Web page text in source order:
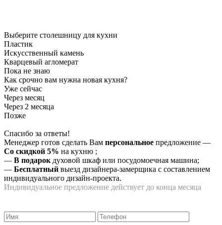
Выберите столешницу для кухни
Пластик
Искусственный камень
Кварцевый агломерат
Пока не знаю
Как срочно вам нужна новая кухня?
Уже сейчас
Через месяц
Через 2 месяца
Позже
Спасибо за ответы!
Менеджер готов сделать Вам персональное предложение —
Со скидкой 5% на кухню ;
— В подарок духовой шкаф или посудомоечная машина;
— Бесплатный выезд дизайнера-замерщика с составлением
индивидуального дизайн-проекта.
Индивидуальное предложение действует до конца месяца